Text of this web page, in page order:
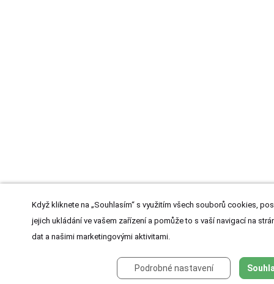
Když kliknete na „Souhlasím“ s využitím všech souborů cookies,
jejich ukládání ve vašem zařízení a pomůže to s vaší navigací na
dat a našimi marketingovými aktivitami.
Podrobné nastavení